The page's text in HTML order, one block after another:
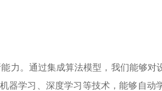
力。通过集成算法模型，我们能够对
器学习、深度学习等技术，能够自动